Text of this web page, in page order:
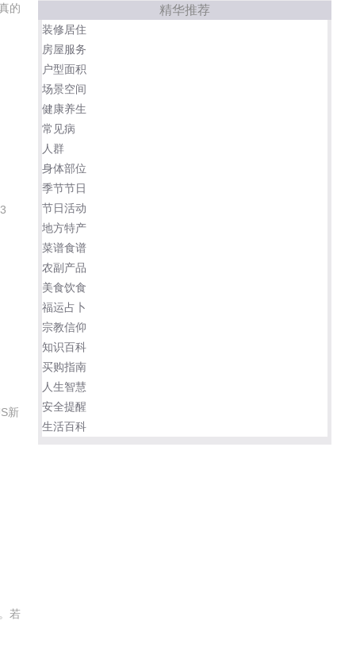
的
新
若
精华推荐
装修居住
房屋服务
户型面积
场景空间
健康养生
常见病
人群
身体部位
季节节日
节日活动
地方特产
菜谱食谱
农副产品
美食饮食
福运占卜
宗教信仰
知识百科
买购指南
人生智慧
安全提醒
生活百科